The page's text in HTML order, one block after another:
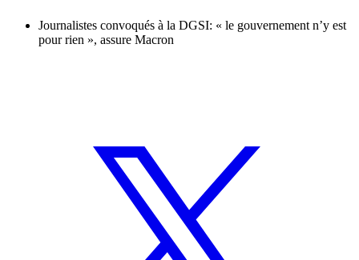
Journalistes convoqués à la DGSI: « le gouvernement n’y est
pour rien », assure Macron